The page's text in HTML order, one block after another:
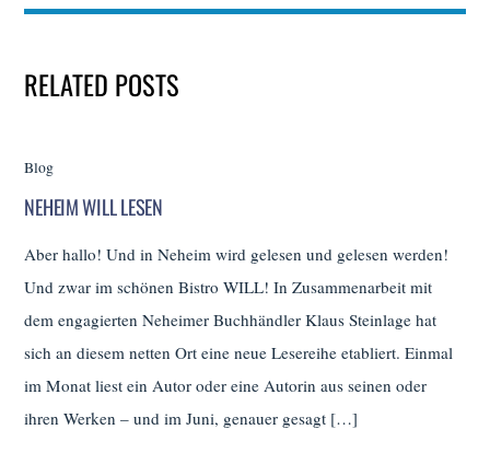
RELATED POSTS
Blog
NEHEIM WILL LESEN
Aber hallo! Und in Neheim wird gelesen und gelesen werden!
Und zwar im schönen Bistro WILL! In Zusammenarbeit mit
dem engagierten Neheimer Buchhändler Klaus Steinlage hat
sich an diesem netten Ort eine neue Lesereihe etabliert. Einmal
im Monat liest ein Autor oder eine Autorin aus seinen oder
ihren Werken – und im Juni, genauer gesagt […]